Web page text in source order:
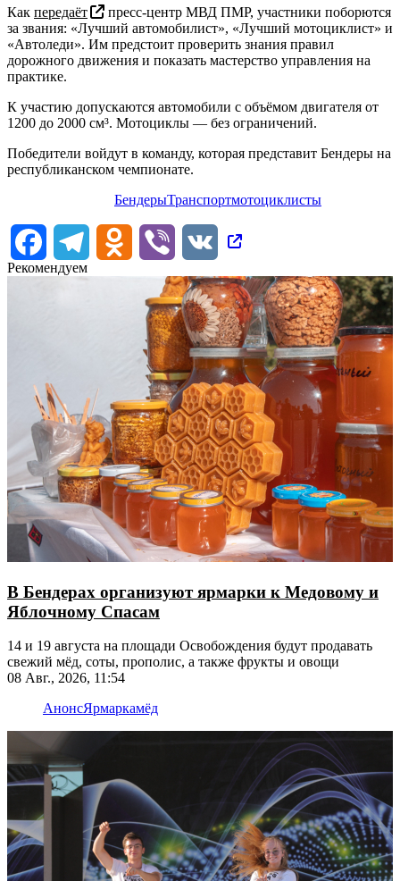
Как передаёт
пресс-центр МВД ПМР, участники поборются
за звания: «Лучший автомобилист», «Лучший мотоциклист» и
«Автоледи». Им предстоит проверить знания правил
дорожного движения и показать мастерство управления на
практике.
К участию допускаются автомобили с объёмом двигателя от
1200 до 2000 см³. Мотоциклы — без ограничений.
Победители войдут в команду, которая представит Бендеры на
республиканском чемпионате.
БендерыТранспортмотоциклисты
FacebookTelegram Odnoklassniki
Viber
VK
Рекомендуем
В Бендерах организуют ярмарки к Медовому и
Яблочному Спасам
14 и 19 августа на площади Освобождения будут продавать
свежий мёд, соты, прополис, а также фрукты и овощи
08 Авг., 2026, 11:54
АнонсЯрмаркамёд